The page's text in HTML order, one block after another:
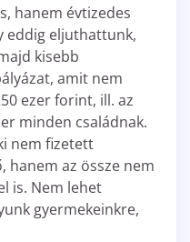
hanem évtizedes
eddig eljuthattunk,
kisebb
amit nem
ezer forint, ill. az
minden családnak.
nem fizetett
hanem az össze nem
is. Nem lehet
gyermekeinkre,